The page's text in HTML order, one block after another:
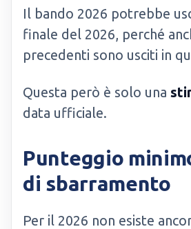
Il bando 2026 potrebbe
finale del 2026, perché
precedenti sono usciti in
Questa però è solo una
data ufficiale.
Punteggio
di sbarramento
Per il 2026 non esiste